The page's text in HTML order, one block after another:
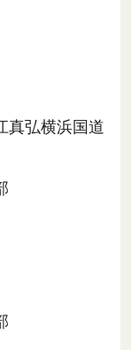
真弘横浜国道